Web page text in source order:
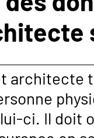
architecte
ci. Il doit